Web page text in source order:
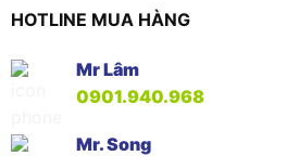
HOTLINE MUA HÀNG
Mr Lâm
0901.940.968
Mr. Song